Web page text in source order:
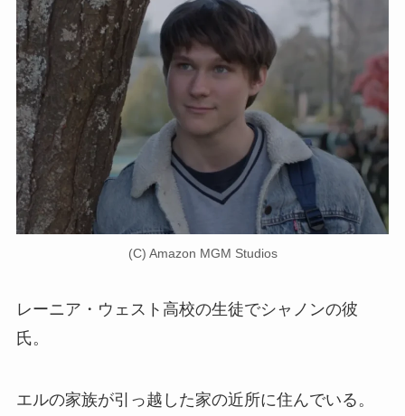
(C) Amazon MGM Studios
レーニア・ウェスト高校の生徒でシャノンの彼
氏。
エルの家族が引っ越した家の近所に住んでいる。